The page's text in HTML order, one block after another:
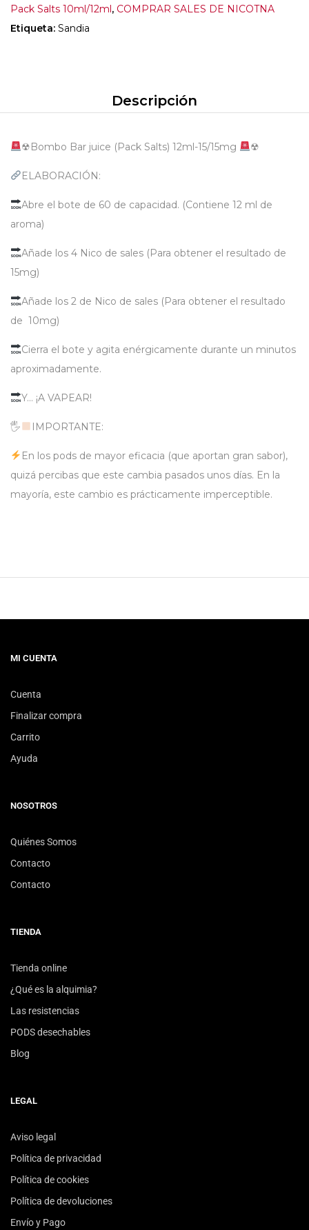
Pack Salts 10ml/12ml, COMPRAR SALES DE NICOTNA
Etiqueta: Sandia
Descripción
☢Bombo Bar juice (Pack Salts) 12ml-15/15mg ☢
ELABORACIÓN:
Abre el bote de 60 de capacidad. (Contiene 12 ml de
aroma)
Añade los 4 Nico de sales (Para obtener el resultado de
15mg)
Añade los 2 de Nico de sales (Para obtener el resultado
de 10mg)
Cierra el bote y agita enérgicamente durante un minutos
aproximadamente.
Y… ¡A VAPEAR!
🖐 IMPORTANTE:
En los pods de mayor eficacia (que aportan gran sabor),
quizá percibas que este cambia pasados unos días. En la
mayoría, este cambio es prácticamente imperceptible.
MI CUENTA
Cuenta
Finalizar compra
Carrito
Ayuda
NOSOTROS
Quiénes Somos
Contacto
Contacto
TIENDA
Tienda online
¿Qué es la alquimia?
Las resistencias
PODS desechables
Blog
LEGAL
Aviso legal
Política de privacidad
Política de cookies
Política de devoluciones
Envío y Pago